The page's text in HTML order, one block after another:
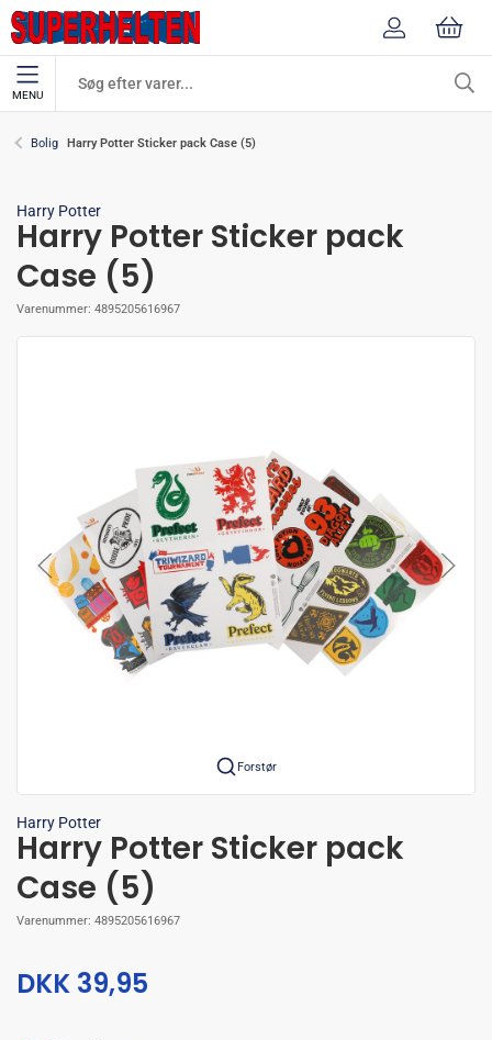
MENU
Bolig Harry Potter Sticker pack Case (5)
Harry Potter
Harry Potter Sticker pack
Case (5)
Varenummer: 4895205616967
Forstør
Harry Potter
Harry Potter Sticker pack
Case (5)
Varenummer: 4895205616967
DKK 39,95